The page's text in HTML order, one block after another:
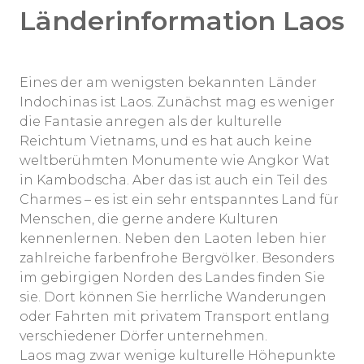
Länderinformation Laos
Eines der am wenigsten bekannten Länder
Indochinas ist Laos. Zunächst mag es weniger
die Fantasie anregen als der kulturelle
Reichtum Vietnams, und es hat auch keine
weltberühmten Monumente wie Angkor Wat
in Kambodscha. Aber das ist auch ein Teil des
Charmes – es ist ein sehr entspanntes Land für
Menschen, die gerne andere Kulturen
kennenlernen. Neben den Laoten leben hier
zahlreiche farbenfrohe Bergvölker. Besonders
im gebirgigen Norden des Landes finden Sie
sie. Dort können Sie herrliche Wanderungen
oder Fahrten mit privatem Transport entlang
verschiedener Dörfer unternehmen.
Laos mag zwar wenige kulturelle Höhepunkte